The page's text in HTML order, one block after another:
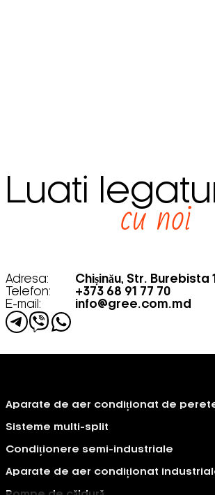
Luati cu noi
Adresa:
Chișinău, Str. Burebista
Telefon:
+373 68 91 77 70
E-mail:
info@gree.com.md
Aparate de aer condiționat de
Sisteme multi-split
Condiționere semi-industriale
Aparate de aer condiționat